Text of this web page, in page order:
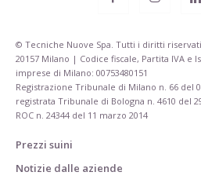
© Tecniche Nuove Spa. Tutti i diritti
20157 Milano | Codice fiscale, Partita IVA e
imprese di Milano: 00753480151
Registrazione Tribunale di Milano n. 66 del
registrata Tribunale di Bologna n. 4610 del
ROC n. 24344 del 11 marzo 2014
Prezzi suini
Notizie dalle aziende